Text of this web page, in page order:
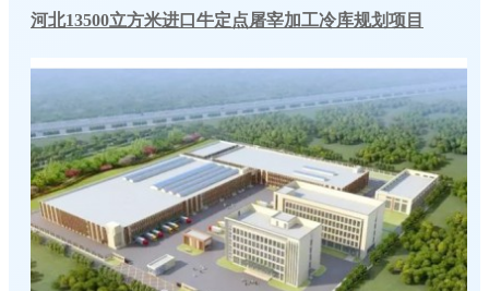
河北13500立方米进口牛定点屠宰加工冷库规划项目